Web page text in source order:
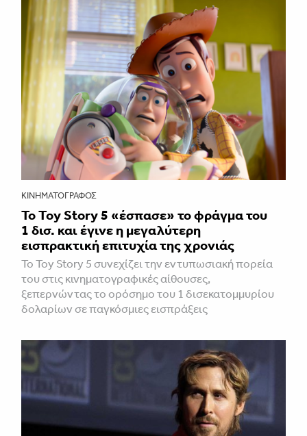
ΚΙΝΗΜΑΤΟΓΡΆΦΟΣ
Το Toy Story 5 «έσπασε» το φράγμα του
1 δισ. και έγινε η μεγαλύτερη
εισπρακτική επιτυχία της χρονιάς
Το Toy Story 5 συνεχίζει την εντυπωσιακή πορεία
του στις κινηματογραφικές αίθουσες,
ξεπερνώντας το ορόσημο του 1 δισεκατομμυρίου
δολαρίων σε παγκόσμιες εισπράξεις